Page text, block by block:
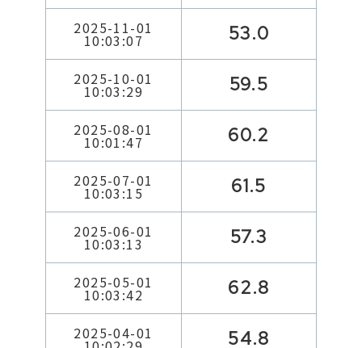
2025-11-01
10:03:07 53.0
2025-10-01
10:03:29 59.5
2025-08-01
10:01:47 60.2
2025-07-01
10:03:15 61.5
2025-06-01
10:03:13 57.3
2025-05-01
10:03:42 62.8
2025-04-01 54.8